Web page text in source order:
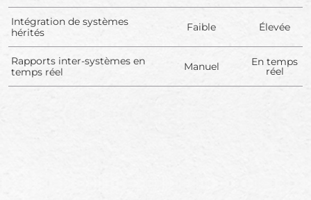
Intégration de systèmes
hérités
Faible Élevée
Rapports inter-systèmes en
temps réel
Manuel En temps
réel